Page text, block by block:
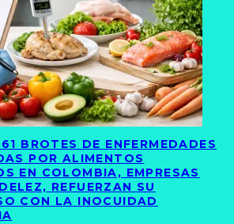
BROTES DE ENFERMEDADES
POR ALIMENTOS
EN COLOMBIA, EMPRESAS
REFUERZAN SU
CON LA INOCUIDAD